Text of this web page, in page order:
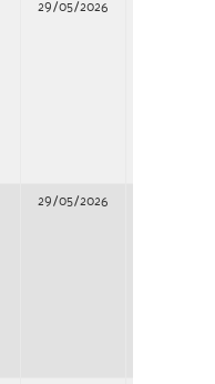
29/05/2026
29/05/2026